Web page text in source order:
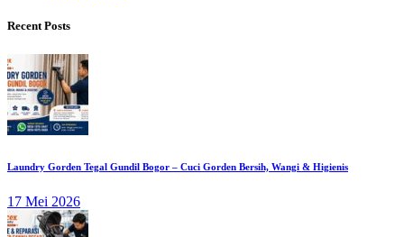
Recent Posts
Laundry Gorden Tegal Gundil Bogor – Cuci Gorden Bersih, Wangi & Higienis
17 Mei 2026